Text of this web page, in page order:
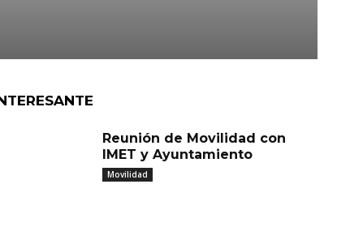
Reunión de Movilidad con
IMET y Ayuntamiento
Movilidad